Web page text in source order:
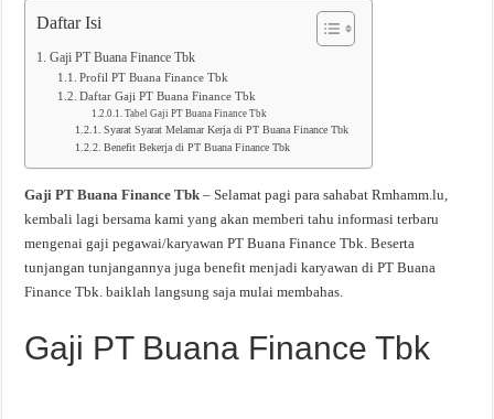
Daftar Isi
Gaji PT Buana Finance Tbk
Profil PT Buana Finance Tbk
Daftar Gaji PT Buana Finance Tbk
Tabel Gaji PT Buana Finance Tbk
Syarat Syarat Melamar Kerja di PT Buana Finance Tbk
Benefit Bekerja di PT Buana Finance Tbk
Gaji PT Buana Finance Tbk – Selamat pagi para sahabat Rmhamm.lu,
kembali lagi bersama kami yang akan memberi tahu informasi terbaru
mengenai gaji pegawai/karyawan PT Buana Finance Tbk. Beserta
tunjangan tunjangannya juga benefit menjadi karyawan di PT Buana
Finance Tbk. baiklah langsung saja mulai membahas.
Gaji PT Buana Finance Tbk